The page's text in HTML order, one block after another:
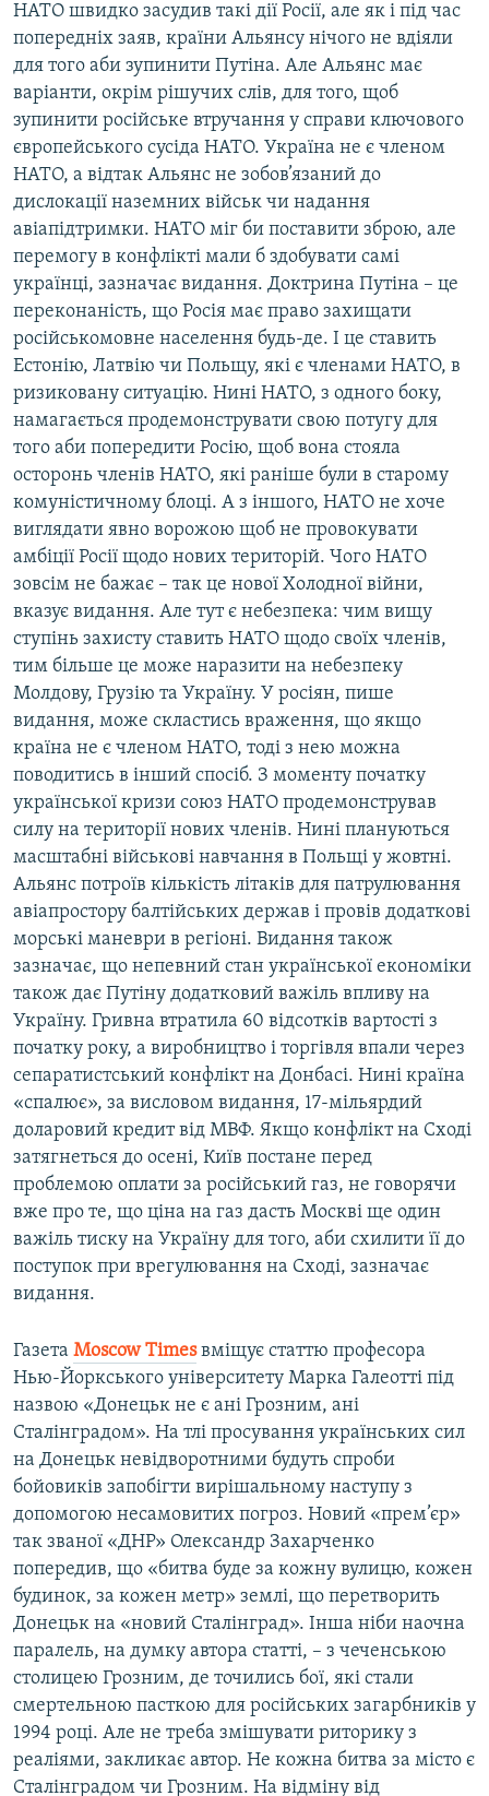
НАТО швидко засудив такі дії Росії, але як і під час
попередніх заяв, країни Альянсу нічого не вдіяли
для того аби зупинити Путіна. Але Альянс має
варіанти, окрім рішучих слів, для того, щоб
зупинити російське втручання у справи ключового
європейського сусіда НАТО. Україна не є членом
НАТО, а відтак Альянс не зобов’язаний до
дислокації наземних військ чи надання
авіапідтримки. НАТО міг би поставити зброю, але
перемогу в конфлікті мали б здобувати самі
українці, зазначає видання. Доктрина Путіна – це
переконаність, що Росія має право захищати
російськомовне населення будь-де. І це ставить
Естонію, Латвію чи Польщу, які є членами НАТО, в
ризиковану ситуацію. Нині НАТО, з одного боку,
намагається продемонструвати свою потугу для
того аби попередити Росію, щоб вона стояла
осторонь членів НАТО, які раніше були в старому
комуністичному блоці. А з іншого, НАТО не хоче
виглядати явно ворожою щоб не провокувати
амбіції Росії щодо нових територій. Чого НАТО
зовсім не бажає – так це нової Холодної війни,
вказує видання. Але тут є небезпека: чим вищу
ступінь захисту ставить НАТО щодо своїх членів,
тим більше це може наразити на небезпеку
Молдову, Грузію та Україну. У росіян, пише
видання, може скластись враження, що якщо
країна не є членом НАТО, тоді з нею можна
поводитись в інший спосіб. З моменту початку
української кризи союз НАТО продемонстрував
силу на території нових членів. Нині плануються
масштабні військові навчання в Польщі у жовтні.
Альянс потроїв кількість літаків для патрулювання
авіапростору балтійських держав і провів додаткові
морські маневри в регіоні. Видання також
зазначає, що непевний стан української економіки
також дає Путіну додатковий важіль впливу на
Україну. Гривна втратила 60 відсотків вартості з
початку року, а виробництво і торгівля впали через
сепаратистський конфлікт на Донбасі. Нині країна
«спалює», за висловом видання, 17-мільярдий
доларовий кредит від МВФ. Якщо конфлікт на Сході
затягнеться до осені, Київ постане перед
проблемою оплати за російський газ, не говорячи
вже про те, що ціна на газ дасть Москві ще один
важіль тиску на Україну для того, аби схилити її до
поступок при врегулювання на Сході, зазначає
видання.
Газета Moscow Timesвміщує статтю професора
Нью-Йоркського університету Марка Галеотті під
назвою «Донецьк не є ані Грозним, ані
Сталінградом». На тлі просування українських сил
на Донецьк невідворотними будуть спроби
бойовиків запобігти вирішальному наступу з
допомогою несамовитих погроз. Новий «прем’єр»
так званої «ДНР» Олександр Захарченко
попередив, що «битва буде за кожну вулицю, кожен
будинок, за кожен метр» землі, що перетворить
Донецьк на «новий Сталінград». Інша ніби наочна
паралель, на думку автора статті, – з чеченською
столицею Грозним, де точились бої, які стали
смертельною пасткою для російських загарбників у
1994 році. Але не треба змішувати риторику з
реаліями, закликає автор. Не кожна битва за місто є
Сталінградом чи Грозним. На відміну від